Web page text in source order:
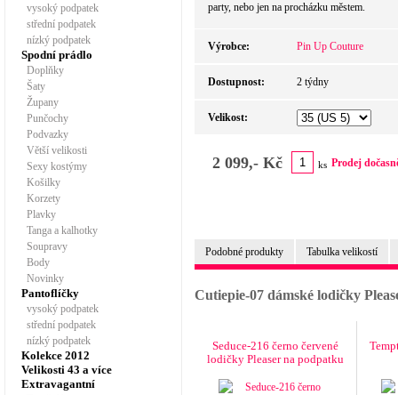
vysoký podpatek
střední podpatek
nízký podpatek
Spodní prádlo
Doplňky
Šaty
Župany
Punčochy
Podvazky
Větší velikosti
Sexy kostýmy
Košilky
Korzety
Plavky
Tanga a kalhotky
Soupravy
Body
Novinky
Pantoflíčky
vysoký podpatek
střední podpatek
nízký podpatek
Kolekce 2012
Velikosti 43 a více
Extravagantní
party, nebo jen na procházku městem.
Výrobce: Pin Up Couture
Dostupnost: 2 týdny
Velikost:
2 099,- Kč ks Prodej
Podobné produkty Tabulka velikostí
Cutiepie-07 dámské lodičky
Seduce-216 černo červené
lodičky Pleaser na podpatku